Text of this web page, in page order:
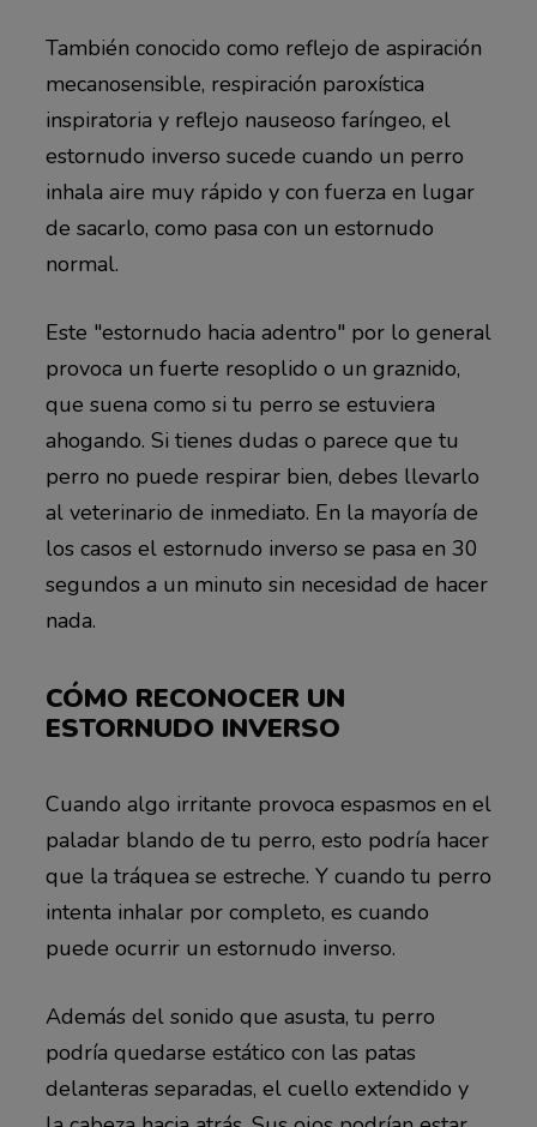
También conocido como reflejo de aspiración
mecanosensible, respiración paroxística
inspiratoria y reflejo nauseoso faríngeo, el
estornudo inverso sucede cuando un perro
inhala aire muy rápido y con fuerza en lugar
de sacarlo, como pasa con un estornudo
normal.
Este "estornudo hacia adentro" por lo general
provoca un fuerte resoplido o un graznido,
que suena como si tu perro se estuviera
ahogando. Si tienes dudas o parece que tu
perro no puede respirar bien, debes llevarlo
al veterinario de inmediato. En la mayoría de
los casos el estornudo inverso se pasa en 30
segundos a un minuto sin necesidad de hacer
nada.
CÓMO RECONOCER UN
ESTORNUDO INVERSO
Cuando algo irritante provoca espasmos en el
paladar blando de tu perro, esto podría hacer
que la tráquea se estreche. Y cuando tu perro
intenta inhalar por completo, es cuando
puede ocurrir un estornudo inverso.
Además del sonido que asusta, tu perro
podría quedarse estático con las patas
delanteras separadas, el cuello extendido y